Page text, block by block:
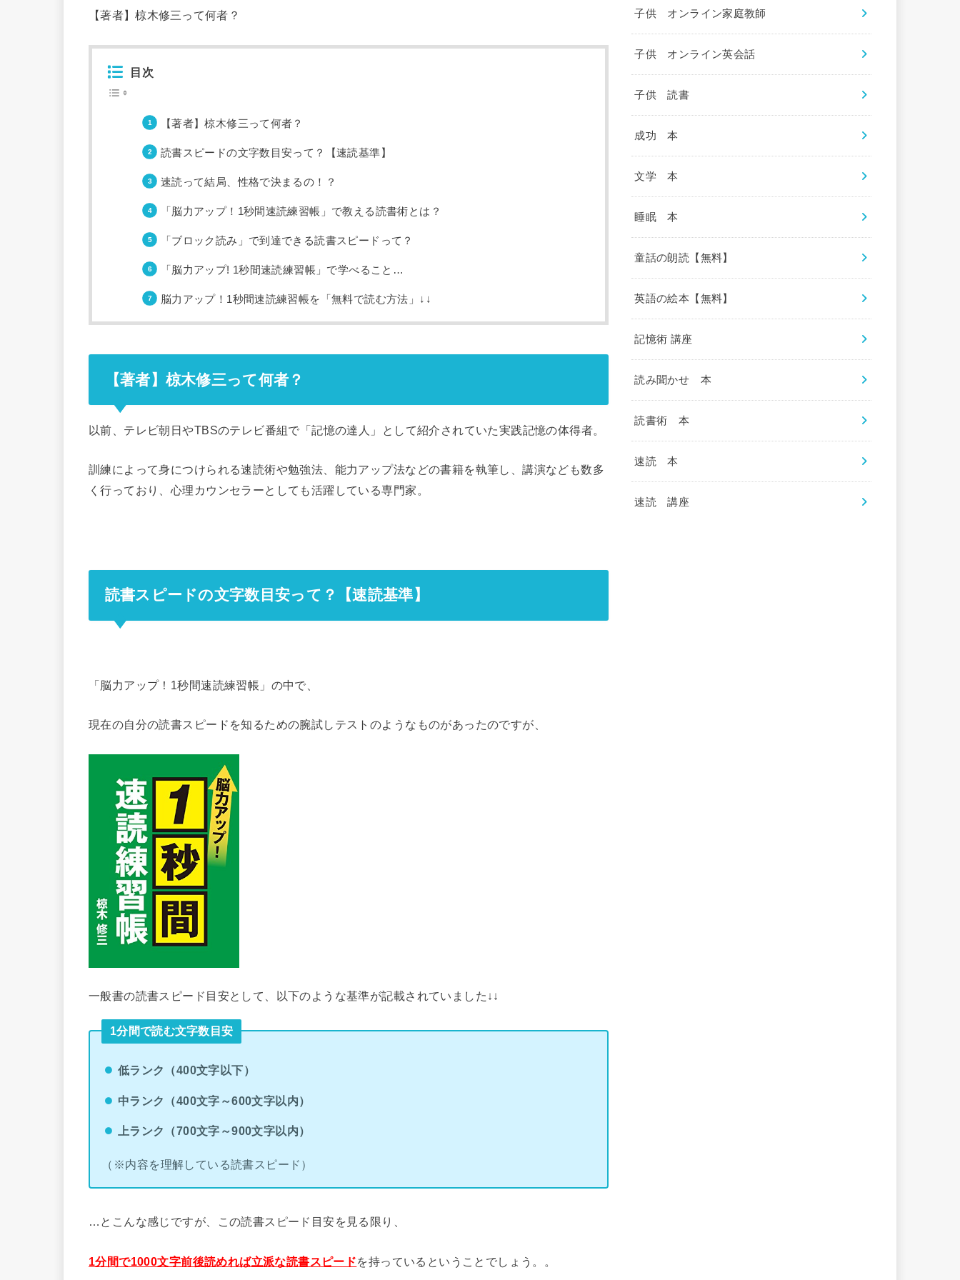
【著者】椋木修三って何者？
目次
【著者】椋木修三って何者？
読書スピードの文字数目安って？【速読基準】
速読って結局、性格で決まるの！？
「脳力アップ！1秒間速読練習帳」で教える読書術とは？
「ブロック読み」で到達できる読書スピードって？
「脳力アップ! 1秒間速読練習帳」で学べること…
脳力アップ！1秒間速読練習帳を「無料で読む方法」↓↓
【著者】椋木修三って何者？
以前、テレビ朝日やTBSのテレビ番組で「記憶の達人」として紹介されていた実践記憶の体得者。
訓練によって身につけられる速読術や勉強法、能力アップ法などの書籍を執筆し、講演なども数多
く行っており、心理カウンセラーとしても活躍している専門家。
読書スピードの文字数目安って？【速読基準】
「脳力アップ！1秒間速読練習帳」の中で、
現在の自分の読書スピードを知るための腕試しテストのようなものがあったのですが、
一般書の読書スピード目安として、以下のような基準が記載されていました↓↓
1分間で読む文字数目安
低ランク（400文字以下）
中ランク（400文字～600文字以内）
上ランク（700文字～900文字以内）
（※内容を理解している読書スピード）
…とこんな感じですが、この読書スピード目安を見る限り、
1分間で1000文字前後読めれば立派な読書スピードを持っているということでしょう。。
子供 オンライン家庭教師
子供 オンライン英会話
子供 読書
成功 本
文学 本
睡眠 本
童話の朗読【無料】
英語の絵本【無料】
記憶術 講座
読み聞かせ 本
読書術 本
速読 本
速読 講座